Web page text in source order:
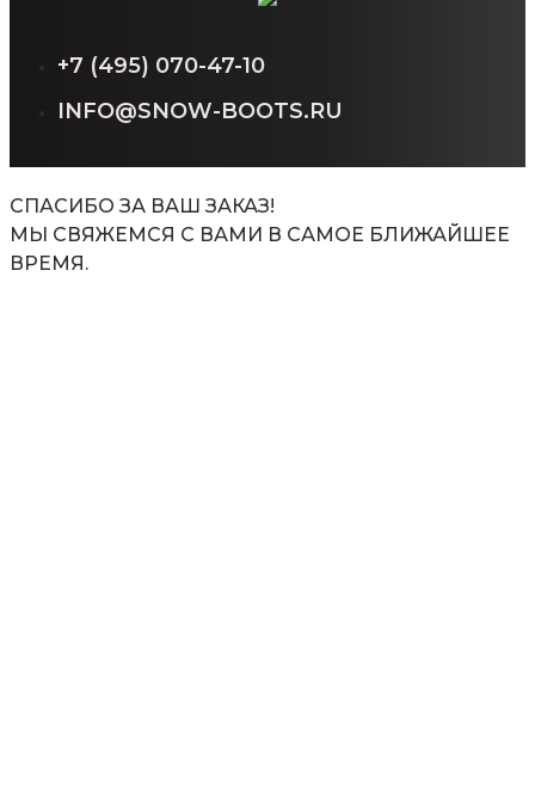
+7 (495) 070-47-10
INFO@SNOW-BOOTS.RU
СПАСИБО ЗА ВАШ ЗАКАЗ!
МЫ СВЯЖЕМСЯ С ВАМИ В САМОЕ БЛИЖАЙШЕЕ
ВРЕМЯ.